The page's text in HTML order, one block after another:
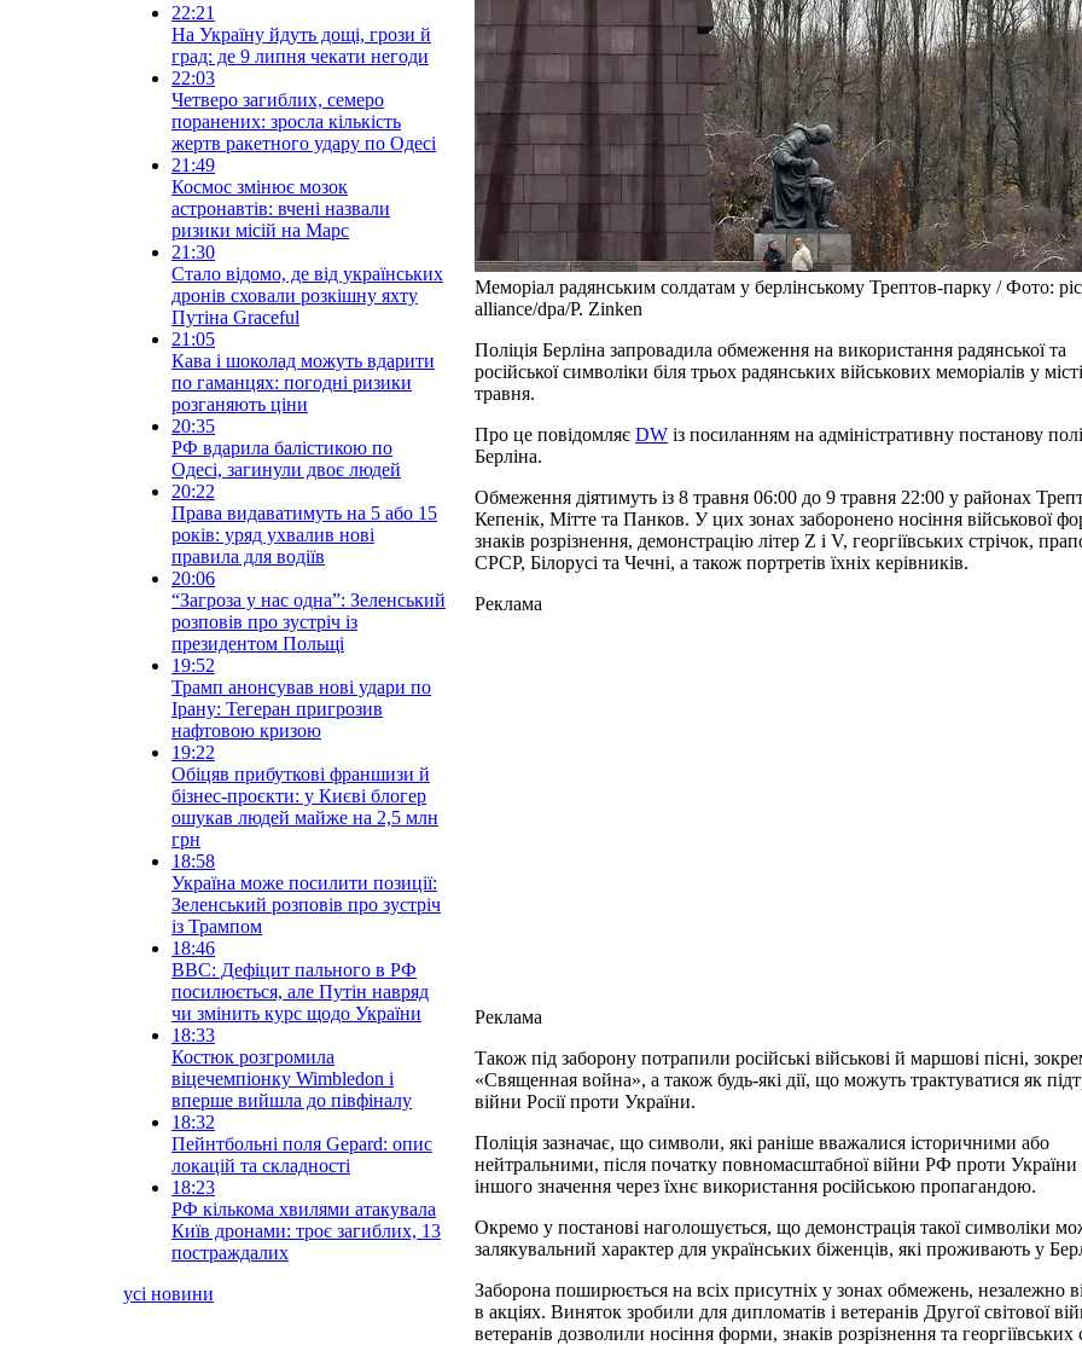
Меморіал радянським солдатам у берлінському Трептов-парку / Фото:
alliance/dpa/P. Zinken
Поліція Берліна запровадила обмеження на використання радянської та
російської символіки біля трьох радянських військових меморіалів у
травня.
Про це повідомляє DW із посиланням на адміністративну постанову
Берліна.
Обмеження діятимуть із 8 травня 06:00 до 9 травня 22:00 у районах
Кепенік, Мітте та Панков. У цих зонах заборонено носіння військової
знаків розрізнення, демонстрацію літер Z і V, георгіївських стрічок,
СРСР, Білорусі та Чечні, а також портретів їхніх керівників.
Реклама
Реклама
Також під заборону потрапили російські військові й маршові пісні,
«Священная война», а також будь-які дії, що можуть трактуватися як
війни Росії проти України.
Поліція зазначає, що символи, які раніше вважалися історичними або
нейтральними, після початку повномасштабної війни РФ проти України
іншого значення через їхнє використання російською пропагандою.
Окремо у постанові наголошується, що демонстрація такої символіки
залякувальний характер для українських біженців, які проживають у
Заборона поширюється на всіх присутніх у зонах обмежень, незалежно
в акціях. Виняток зробили для дипломатів і ветеранів Другої світової
ветеранів дозволили носіння форми, знаків розрізнення та георгіївських
22:21
На Україну йдуть дощі, грози й
град: де 9 липня чекати негоди
22:03
Четверо загиблих, семеро
поранених: зросла кількість
жертв ракетного удару по Одесі
21:49
Космос змінює мозок
астронавтів: вчені назвали
ризики місій на Марс
21:30
Стало відомо, де від українських
дронів сховали розкішну яхту
Путіна Graceful
21:05
Кава і шоколад можуть вдарити
по гаманцях: погодні ризики
розганяють ціни
20:35
РФ вдарила балістикою по
Одесі, загинули двоє людей
20:22
Права видаватимуть на 5 або 15
років: уряд ухвалив нові
правила для водіїв
20:06
“Загроза у нас одна”: Зеленський
розповів про зустріч із
президентом Польщі
19:52
Трамп анонсував нові удари по
Ірану: Тегеран пригрозив
нафтовою кризою
19:22
Обіцяв прибуткові франшизи й
бізнес-проєкти: у Києві блогер
ошукав людей майже на 2,5 млн
грн
18:58
Україна може посилити позиції:
Зеленський розповів про зустріч
із Трампом
18:46
BBC: Дефіцит пального в РФ
посилюється, але Путін навряд
чи змінить курс щодо України
18:33
Костюк розгромила
віцечемпіонку Wimbledon і
вперше вийшла до півфіналу
18:32
Пейнтбольні поля Gepard: опис
локацій та складності
18:23
РФ кількома хвилями атакувала
Київ дронами: троє загиблих, 13
постраждалих
усі новини